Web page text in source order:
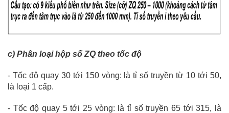
c) Phân loại hộp số ZQ theo tốc độ
- Tốc độ quay 30 tới 150 vòng: là tỉ số truyền từ 10 tới 50,
là loại 1 cấp.
- Tốc độ quay 5 tới 25 vòng: là tỉ số truyền 65 tới 315, là